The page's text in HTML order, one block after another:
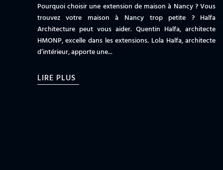
Pourquoi choisir une extension de maison à Nancy ? Vous
trouvez votre maison à Nancy trop petite ? Halfa
Architecture peut vous aider. Quentin Halfa, architecte
HMONP, excelle dans les extensions. Lola Halfa, architecte
d’intérieur, apporte une...
LIRE PLUS